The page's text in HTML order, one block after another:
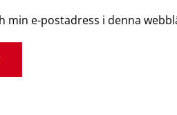
min e-postadress i denna